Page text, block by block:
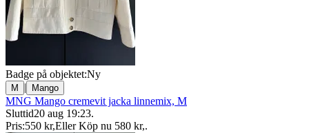
Badge på objektet:Ny
M | Mango
MNG Mango cremevit jacka linnemix, M
Sluttid20 aug 19:23.
Pris:550 kr,Eller Köp nu 580 kr,.